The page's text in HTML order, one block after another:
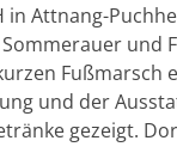
Attnang-
und
und der
gezeigt.